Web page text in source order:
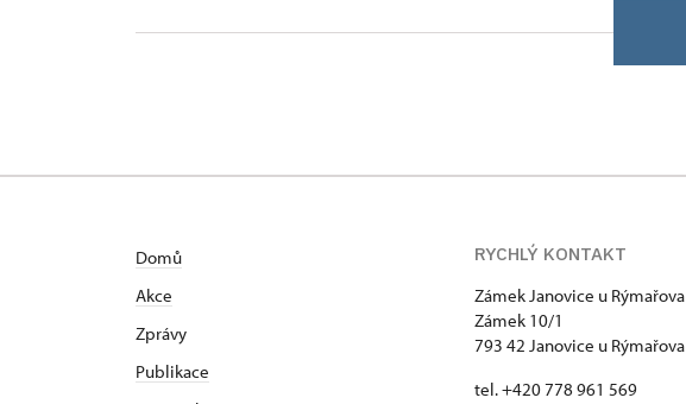
Domů
Akce
Zprávy
Publikace
RYCHLÝ KONTAKT
Zámek Janovice u Rýmařova
Zámek 10/1
793 42 Janovice u Rýmařova
tel. +420 778 961 569